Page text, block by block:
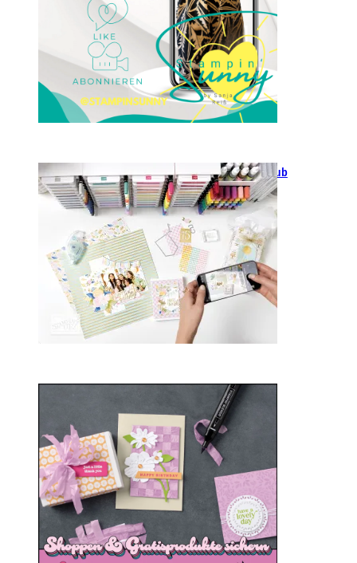
GANZ NEU: Scrapbooking Club
2025
21. Januar 2025
Sale-a-bration 2025
20. Januar 2025